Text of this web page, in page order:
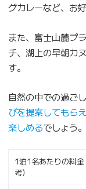
グカレーなど、お
また、富士山麓プ
チ、湖上の早朝カ
す。
自然の中での過ご
びを提案してもら
楽しめるでしょう。
1泊1名あたりの料
考）